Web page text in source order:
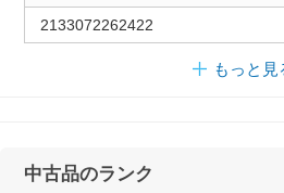
2133072262422
もっと見
中古品のランク